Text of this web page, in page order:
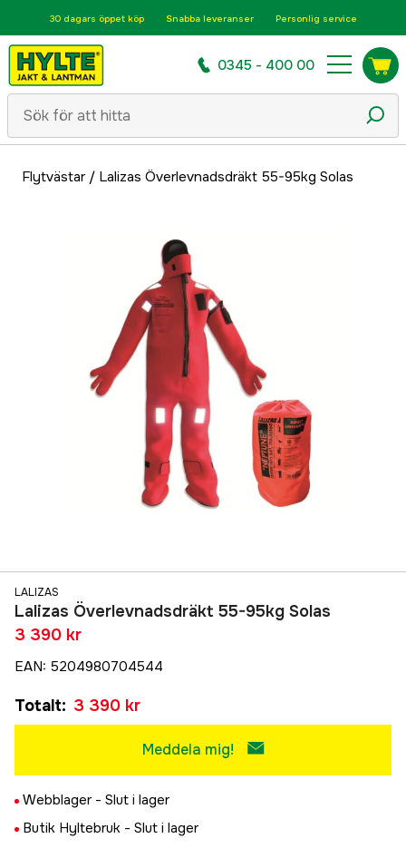
30 dagars öppet köp Snabba leveranser Personlig service
0345 - 400 00
Flytvästar/ Lalizas Överlevnadsdräkt 55-95kg Solas
LALIZAS
Lalizas Överlevnadsdräkt 55-95kg Solas
3 390 kr
EAN: 5204980704544
Totalt: 3 390 kr
Meddela mig!
Webblager - Slut i lager
Butik Hyltebruk - Slut i lager